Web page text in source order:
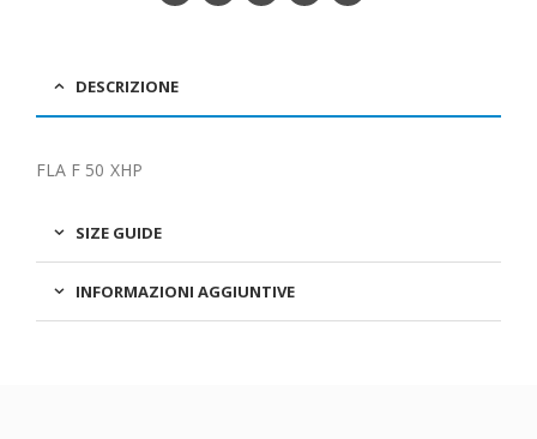
DESCRIZIONE
FLA F 50 XHP
SIZE GUIDE
INFORMAZIONI AGGIUNTIVE